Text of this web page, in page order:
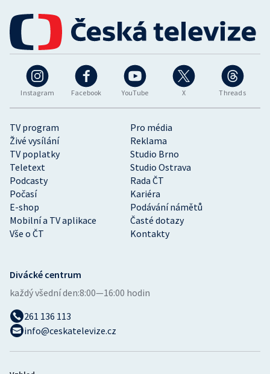
Instagram Facebook YouTube X Threads
TV program
Pro média
Živé vysílání
Reklama
TV poplatky
Studio Brno
Teletext
Studio Ostrava
Podcasty
Rada ČT
Počasí
Kariéra
E-shop
Podávání námětů
Mobilní a TV aplikace
Časté dotazy
Vše o ČT
Kontakty
Divácké centrum
každý všední den:8:00—16:00 hodin
261 136 113
info@ceskatelevize.cz